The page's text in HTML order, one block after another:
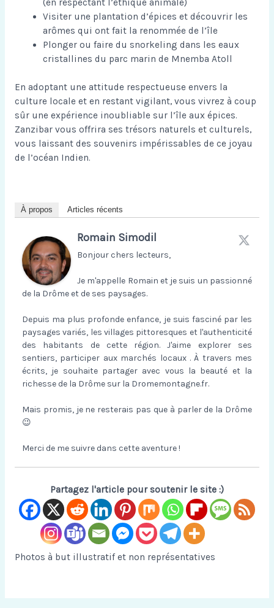
(en respectant l’éthique animale)
Visiter une plantation d’épices et découvrir les
arômes qui ont fait la renommée de l’île
Plonger ou faire du snorkeling dans les eaux
cristallines du parc marin de Mnemba Atoll
En adoptant une attitude respectueuse envers la
culture locale et en restant vigilant, vous vivrez à coup
sûr une expérience inoubliable sur l’île aux épices.
Zanzibar vous offrira ses trésors naturels et culturels,
vous laissant des souvenirs impérissables de ce joyau
de l’océan Indien.
À propos Articles récents
Romain Simodil
Bonjour chers lecteurs,
Je m'appelle Romain et je suis un passionné
de la Drôme et de ses paysages.
Depuis ma plus profonde enfance, je suis fasciné par les
paysages variés, les villages pittoresques et l'authenticité
des habitants de cette région. J'aime explorer ses
sentiers, participer aux marchés locaux . À travers mes
écrits, je souhaite partager avec vous la beauté et la
richesse de la Drôme sur la Dromemontagne.fr.
Mais promis, je ne resterais pas que à parler de la Drôme
😉
Merci de me suivre dans cette aventure !
Partagez l'article pour soutenir le site :)
Photos à but illustratif et non représentatives